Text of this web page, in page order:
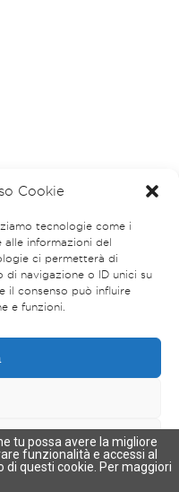
Cookie
tecnologie come i
informazioni del
ci permetterà di
navigazione o ID unici su
il consenso può influire
e funzioni.
Policy
tu possa avere la migliore
funzionalità e accessi al
di questi cookie. Per maggiori